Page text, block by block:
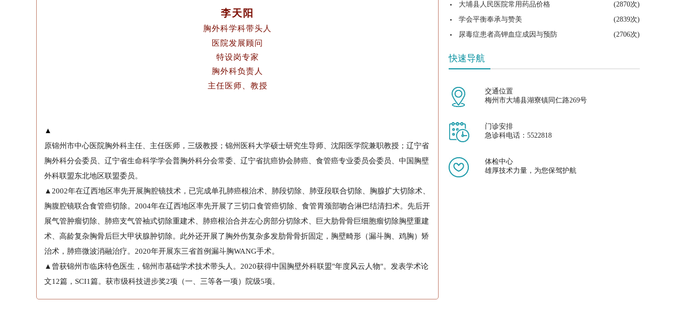
李天阳
胸外科学科带头人
医院发展顾问
特设岗专家
胸外科负责人
主任医师、教授
▲
原锦州市中心医院胸外科主任、主任医师，三级教授；锦州医科大学硕士研究生导师、沈阳医学院兼职教授；辽宁省
胸外科分会委员、辽宁省生命科学学会普胸外科分会常委、辽宁省抗癌协会肺癌、食管癌专业委员会委员、中国胸壁
外科联盟东北地区联盟委员。
▲2002年在辽西地区率先开展胸腔镜技术，已完成单孔肺癌根治术、肺段切除、肺亚段联合切除、胸腺扩大切除术、
胸腹腔镜联合食管癌切除。2004年在辽西地区率先开展了三切口食管癌切除、食管胃颈部吻合淋巴结清扫术。先后开
展气管肿瘤切除、肺癌支气管袖式切除重建术、肺癌根治合并左心房部分切除术、巨大肋骨骨巨细胞瘤切除胸壁重建
术、高龄复杂胸骨后巨大甲状腺肿切除。此外还开展了胸外伤复杂多发肋骨骨折固定，胸壁畸形（漏斗胸、鸡胸）矫
治术，肺癌微波消融治疗。2020年开展东三省首例漏斗胸WANG手术。
▲曾获锦州市临床特色医生，锦州市基础学术技术带头人。2020获得中国胸壁外科联盟"年度风云人物"。发表学术论
文12篇，SCI1篇。获市级科技进步奖2项（一、三等各一项）院级5项。
大埔县人民医院常用药品价格
(2870次)
学会平衡奉承与赞美
(2839次)
尿毒症患者高钾血症成因与预防
(2706次)
快速导航
交通位置
梅州市大埔县湖寮镇同仁路269号
门诊安排
急诊科电话：5522818
体检中心
雄厚技术力量，为您保驾护航